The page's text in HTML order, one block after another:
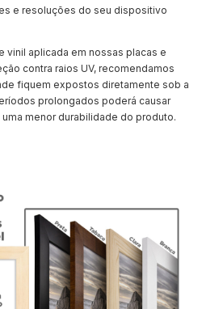
e resoluções do seu dispositivo
vinil aplicada em nossas placas e
contra raios UV, recomendamos
fiquem expostos diretamente sob a
prolongados poderá causar
menor durabilidade do produto.